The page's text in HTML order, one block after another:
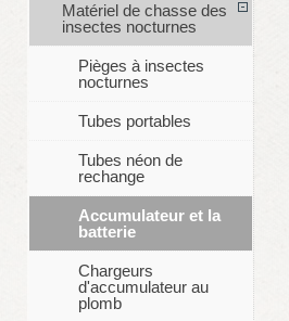
Matériel de chasse des
insectes nocturnes
Pièges à insectes
nocturnes
Tubes portables
Tubes néon de
rechange
Accumulateur et la
batterie
Chargeurs
d'accumulateur au
plomb